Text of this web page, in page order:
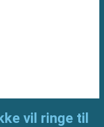
vil ringe til